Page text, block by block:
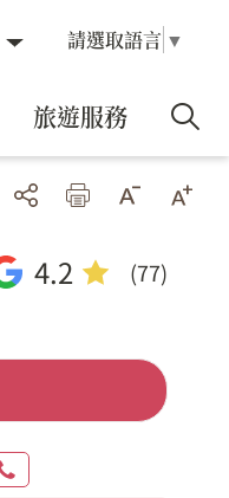
請選取語言 ▼
旅遊服務
4.2 (77)